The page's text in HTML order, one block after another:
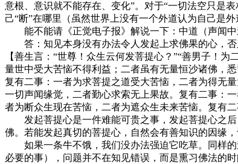
意根、意识就不能存在、变化”。对于“一切法空只是
己“断”在哪里（虽然世界上没有一个外道认为自己是外
能不能请《正觉电子报》解说一下：中道（声闻中
答：知见本身没有办法令人发起上求佛果的心，否
【善生言：“世尊！众生云何发菩提心？”“善男子！
量世中受大苦恼不得利益；二者虽有无量恒沙诸佛，
复有二事：一者为求菩提之道受大苦恼，二者为得无
一切声闻缘觉，二者勤心求索无上果故。复有二事：
者为断众生现在苦恼，二者为遮众生未来苦恼。复有
发起菩提心是一件难能可贵之事，发起菩提心之后
佛。若能发起真切的菩提心，自然会有善知识的因缘
如果一条牛不饿，我们没办法强迫它吃草。同样的
必要的事），问题并不在知见错误，而是熏习佛法的时